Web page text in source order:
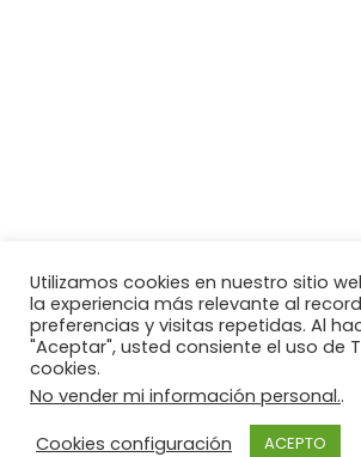
Utilizamos cookies en nuestro sitio
la experiencia más relevante al
preferencias y visitas repetidas. Al
"Aceptar", usted consiente el uso de
cookies.
No vender mi información personal..
Cookies configuración
ACEPTO